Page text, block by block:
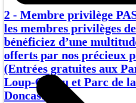
2 - Membre privilège
les membres privilèges
bénéficiez d’une
offerts par nos précieux
(Entrées gratuites aux
Loup-Garou et Parc de la
Doncaster.)